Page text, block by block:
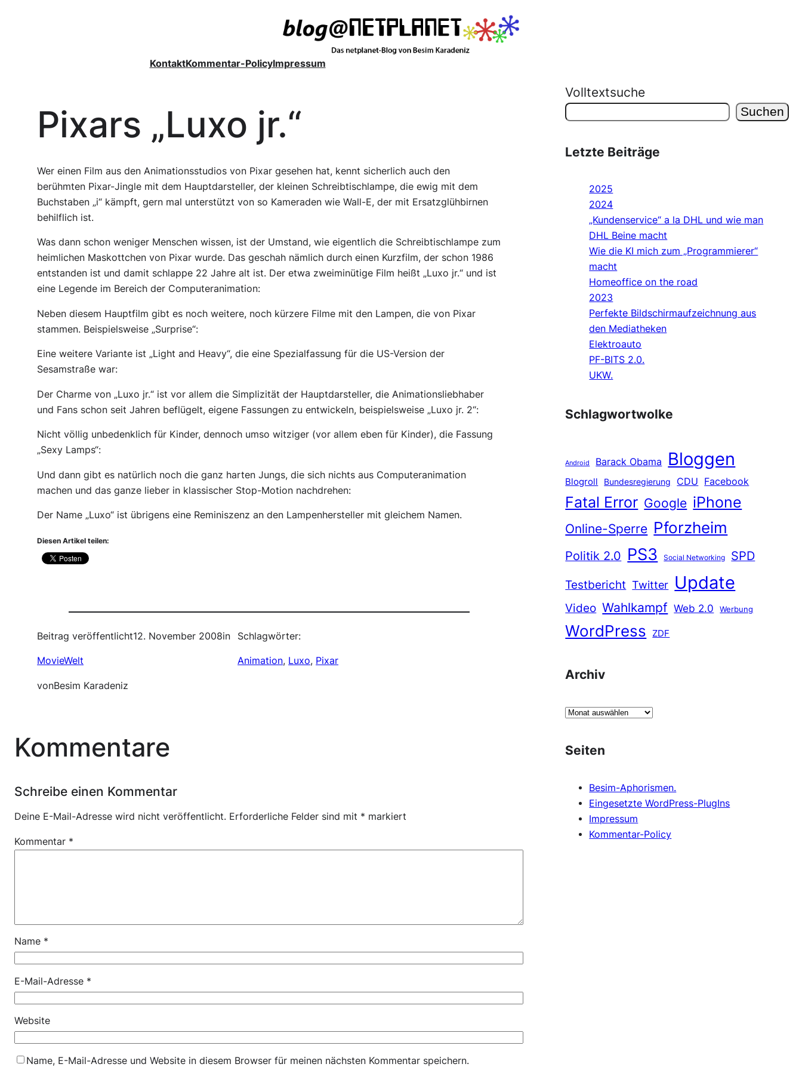
KontaktKommentar-PolicyImpressum
Pixars „Luxo jr.“
Wer einen Film aus den Animationsstudios von Pixar gesehen hat, kennt sicherlich auch den
berühmten Pixar-Jingle mit dem Hauptdarsteller, der kleinen Schreibtischlampe, die ewig mit dem
Buchstaben „i“ kämpft, gern mal unterstützt von so Kameraden wie Wall-E, der mit Ersatzglühbirnen
behilflich ist.
Was dann schon weniger Menschen wissen, ist der Umstand, wie eigentlich die Schreibtischlampe zum
heimlichen Maskottchen von Pixar wurde. Das geschah nämlich durch einen Kurzfilm, der schon 1986
entstanden ist und damit schlappe 22 Jahre alt ist. Der etwa zweiminütige Film heißt „Luxo jr.“ und ist
eine Legende im Bereich der Computeranimation:
Neben diesem Hauptfilm gibt es noch weitere, noch kürzere Filme mit den Lampen, die von Pixar
stammen. Beispielsweise „Surprise“:
Eine weitere Variante ist „Light and Heavy“, die eine Spezialfassung für die US-Version der
Sesamstraße war:
Der Charme von „Luxo jr.“ ist vor allem die Simplizität der Hauptdarsteller, die Animationsliebhaber
und Fans schon seit Jahren beflügelt, eigene Fassungen zu entwickeln, beispielsweise „Luxo jr. 2“:
Nicht völlig unbedenklich für Kinder, dennoch umso witziger (vor allem eben für Kinder), die Fassung
„Sexy Lamps“:
Und dann gibt es natürlich noch die ganz harten Jungs, die sich nichts aus Computeranimation
machen und das ganze lieber in klassischer Stop-Motion nachdrehen:
Der Name „Luxo“ ist übrigens eine Reminiszenz an den Lampenhersteller mit gleichem Namen.
Diesen Artikel teilen:
Beitrag veröffentlicht12. November 2008in
MovieWelt
vonBesim Karadeniz
Schlagwörter:
Animation, Luxo, Pixar
Kommentare
Schreibe einen Kommentar
Deine E-Mail-Adresse wird nicht veröffentlicht. Erforderliche Felder sind mit * markiert
Kommentar *
Name *
E-Mail-Adresse *
Website
Name, E-Mail-Adresse und Website in diesem Browser für meinen nächsten Kommentar speichern.
Volltextsuche
Suchen
Letzte Beiträge
2025
2024
„Kundenservice“ a la DHL und wie man
DHL Beine macht
Wie die KI mich zum „Programmierer“
macht
Homeoffice on the road
2023
Perfekte Bildschirmaufzeichnung aus
den Mediatheken
Elektroauto
PF-BITS 2.0.
UKW.
Schlagwortwolke
Android Barack Obama Bloggen
Blogroll Bundesregierung CDU Facebook
Fatal Error Google iPhone
Online-Sperre Pforzheim
Politik 2.0 PS3 Social Networking
SPD
Testbericht Twitter Update
Video Wahlkampf Web 2.0 Werbung
WordPress ZDF
Archiv
A
h
Seiten
Besim-Aphorismen.
Eingesetzte WordPress-PlugIns
Impressum
Kommentar-Policy